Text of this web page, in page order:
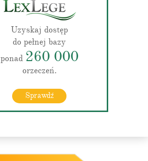
Uzyskaj dostęp
do pełnej bazy
ponad 260 000
orzeczeń.
Sprawdź